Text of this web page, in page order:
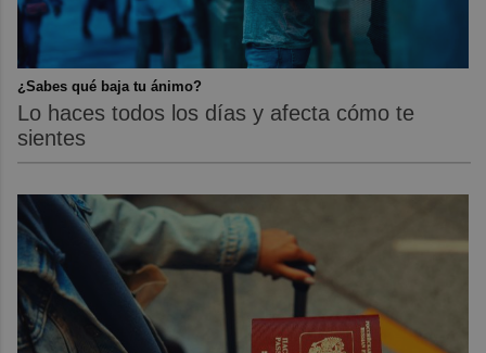
¿Sabes qué baja tu ánimo?
Lo haces todos los días y afecta cómo te
sientes